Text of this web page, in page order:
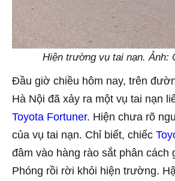
Hiện trường vụ tai nạn. Ảnh:
Đầu giờ chiều hôm nay, trên
Hà Nội đã xảy ra một vụ tai nạn
Toyota Fortuner. Hiện chưa rõ
của vụ tai nạn. Chỉ biết, chiếc
đâm vào hàng rào sắt phân cách
Phóng rồi rời khỏi hiện trường.